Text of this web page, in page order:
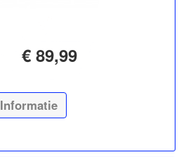
€ 89,99
Informatie